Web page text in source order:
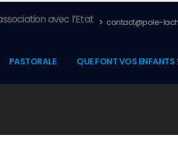
avec l’Etat contact@pole-
PASTORALE QUE FONT VOS ENFANTS